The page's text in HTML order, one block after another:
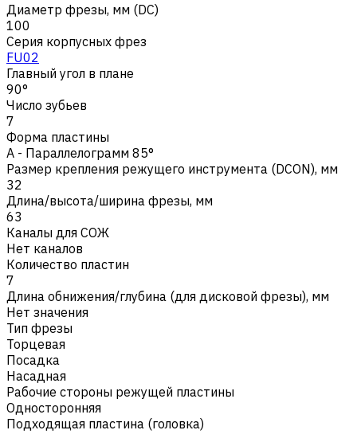
Диаметр фрезы, мм (DC)
100
Серия корпусных фрез
FU02
Главный угол в плане
90°
Число зубьев
7
Форма пластины
A - Параллелограмм 85°
Размер крепления режущего инструмента (DCON), мм
32
Длина/высота/ширина фрезы, мм
63
Каналы для СОЖ
Нет каналов
Количество пластин
7
Длина обнижения/глубина (для дисковой фрезы), мм
Нет значения
Тип фрезы
Торцевая
Посадка
Насадная
Рабочие стороны режущей пластины
Односторонняя
Подходящая пластина (головка)